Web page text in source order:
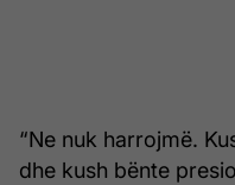
“Ne nuk harrojmë.
dhe kush bënte